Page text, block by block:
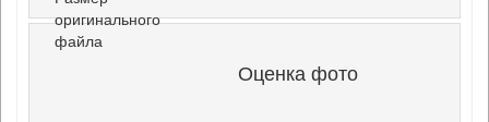
оригинального
файла
Оценка фото